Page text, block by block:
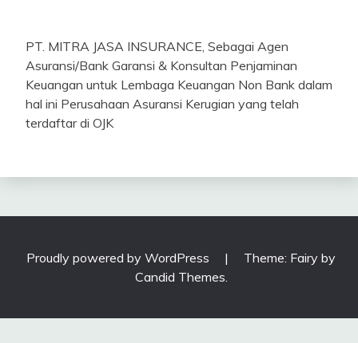
PT. MITRA JASA INSURANCE, Sebagai Agen
Asuransi/Bank Garansi & Konsultan Penjaminan
Keuangan untuk Lembaga Keuangan Non Bank dalam
hal ini Perusahaan Asuransi Kerugian yang telah
terdaftar di OJK
Proudly powered by WordPress |
Theme: Fairy by
Candid Themes.